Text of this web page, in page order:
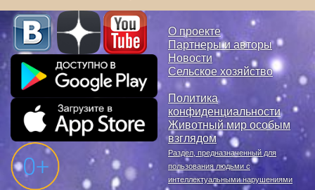
О проекте
Партнеры и авторы
Новости
Сельское хозяйство
Политика
конфиденциальности
Животный мир особым
взглядом
Раздел, предназначенный для
пользования людьми с
интеллектуальными нарушениями